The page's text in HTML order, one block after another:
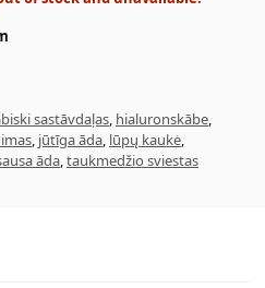
sastāvdaļas, hialuronskābe,
, jūtīga āda, lūpų kaukė,
āda,taukmedžio sviestas